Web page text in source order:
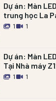
Dự án: Màn
trung học La
1 1
Dự án: Màn
Tại Nhà máy
1 1